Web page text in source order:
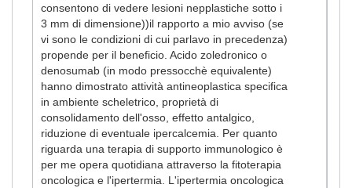
consentono di vedere lesioni nepplastiche sotto i
3 mm di dimensione))il rapporto a mio avviso (se
vi sono le condizioni di cui parlavo in precedenza)
propende per il beneficio. Acido zoledronico o
denosumab (in modo pressocchè equivalente)
hanno dimostrato attività antineoplastica specifica
in ambiente scheletrico, proprietà di
consolidamento dell'osso, effetto antalgico,
riduzione di eventuale ipercalcemia. Per quanto
riguarda una terapia di supporto immunologico è
per me opera quotidiana attraverso la fitoterapia
oncologica e l'ipertermia. L'ipertermia oncologica